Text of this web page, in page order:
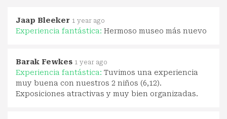
Jaap Bleeker 1 year ago
Experiencia fantástica: Hermoso museo más nuevo
Barak Fewkes 1 year ago
Experiencia fantástica: Tuvimos una experiencia
muy buena con nuestros 2 niños (6,12).
Exposiciones atractivas y muy bien organizadas.